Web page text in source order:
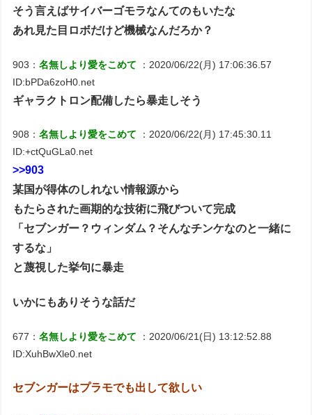
そう言えばサイバーゴモラなんてのもいたな
あれ見た目ロボだけど機械なんだろか？
903：名無しより愛をこめて
：2020/06/22(月) 17:06:36.57
ID:bPDa6zoH0.net
ギャラクトロン配備したら暴走しそう
908：名無しより愛をこめて
：2020/06/22(月) 17:45:30.11
ID:+ctQuGLa0.net
>>903
某国が得体のしれない情報源から
もたらされた画期的な技術に飛びついて完成
「セブンガー？ウィンダム？そんなチンケなのと一緒に
するな」
と蔑視した挙句に暴走
いかにもありそうな話だ
677：名無しより愛をこめて
：2020/06/21(日) 13:12:52.88
ID:XuhBwXle0.net
セブンガーはプラモでも出して欲しい